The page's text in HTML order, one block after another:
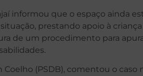
informou que o espaço ainda
prestando apoio à
de um procedimento para
(PSDB), comentou o caso